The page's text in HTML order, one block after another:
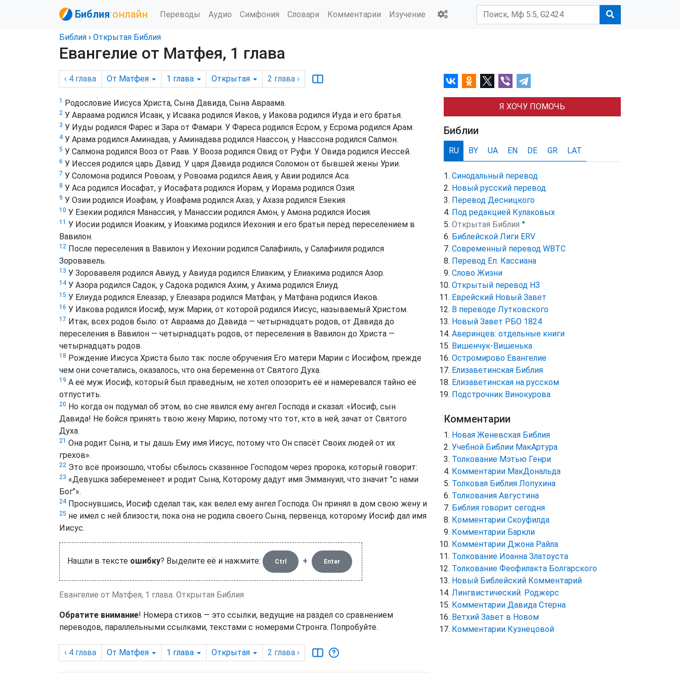
Библия онлайн Переводы Аудио Симфония Словари Комментарии Изучение
Библия › Открытая Библия
Евангелие от Матфея, 1 глава
‹ 4 глава От Матфея 1 глава Открытая 2 глава ›
1 Родословие Иисуса Христа, Сына Давида, Сына Авраама.
2 У Авраама родился Исаак, у Исаака родился Иаков, у Иакова родился Иуда и его братья.
3 У Иуды родился Фарес и Зара от Фамари. У Фареса родился Есром, у Есрома родился Арам.
4У Арама родился Аминадав, у Аминадава родился Наассон, у Наассона родился Салмон.
5 У Салмона родился Вооз от Раав. У Вооза родился Овид от Руфи. У Овида родился Иессей.
6 У Иессея родился царь Давид. У царя Давида родился Соломон от бывшей жены Урии.
7 У Соломона родился Ровоам, у Ровоама родился Авия, у Авии родился Аса.
8 У Аса родился Иосафат, у Иосафата родился Иорам, у Иорама родился Озия.
9 У Озии родился Иоафам, у Иоафама родился Ахаз, у Ахаза родился Езекия.
10 У Езекии родился Манассия, у Манассии родился Амон, у Амона родился Иосия.
11 У Иосии родился Иоаким, у Иоакима родился Иехония и его братья перед переселением в
Вавилон.
12 После переселения в Вавилон у Иехонии родился Салафииль, у Салафииля родился
Зоровавель.
13 У Зоровавеля родился Авиуд, у Авиуда родился Елиаким, у Елиакима родился Азор.
14У Азора родился Садок, у Садока родился Ахим, у Ахима родился Елиуд.
15 У Елиуда родился Елеазар, у Елеазара родился Матфан, у Матфана родился Иаков.
16 У Иакова родился Иосиф, муж Марии, от которой родился Иисус, называемый Христом.
17 Итак, всех родов было: от Авраама до Давида — четырнадцать родов, от Давида до
переселения в Вавилон — четырнадцать родов, от переселения в Вавилон до Христа —
четырнадцать родов.
18 Рождение Иисуса Христа было так: после обручения Его матери Марии с Иосифом, прежде
чем они сочетались, оказалось, что она беременна от Святого Духа.
19 А её муж Иосиф, который был праведным, не хотел опозорить её и намеревался тайно её
отпустить.
20 Но когда он подумал об этом, во сне явился ему ангел Господа и сказал: «Иосиф, сын
Давида! Не бойся принять твою жену Марию, потому что тот, кто в ней, зачат от Святого
Духа.
21 Она родит Сына, и ты дашь Ему имя Иисус, потому что Он спасёт Своих людей от их
грехов».
22 Это всё произошло, чтобы сбылось сказанное Господом через пророка, который говорит:
23 «Девушка забеременеет и родит Сына, Которому дадут имя Эммануил, что значит "с нами
Бог"».
24Проснувшись, Иосиф сделал так, как велел ему ангел Господа. Он принял в дом свою жену и
25 не имел с ней близости, пока она не родила своего Сына, первенца, которому Иосиф дал имя
Иисус.
Нашли в тексте ошибку? Выделите её и нажмите: Ctrl + Enter
Евангелие от Матфея, 1 глава. Открытая Библия
Обратите внимание! Номера стихов — это ссылки, ведущие на раздел со сравнением
переводов, параллельными ссылками, текстами с номерами Стронга. Попробуйте.
‹ 4 глава От Матфея 1 глава Открытая 2 глава ›
Я ХОЧУ ПОМОЧЬ
Библии
RU BY UA EN DE GR LAT
Синодальный перевод
Новый русский перевод
Перевод Десницкого
Под редакцией Кулаковых
Открытая Библия ●
Библейской Лиги ERV
Cовременный перевод WBTC
Перевод Еп. Кассиана
Слово Жизни
Открытый перевод НЗ
Еврейский Новый Завет
В переводе Лутковского
Новый Завет РБО 1824
Аверинцев: отдельные книги
Вишенчук-Вишенька
Остромирово Евангелие
Елизаветинская Библия
Елизаветинская на русском
Подстрочник Винокурова
Комментарии
Новая Женевская Библия
Учебной Библии МакАртура
Толкование Мэтью Генри
Комментарии МакДональда
Толковая Библия Лопухина
Толкования Августина
Библия говорит сегодня
Комментарии Скоуфилда
Комментарии Баркли
Комментарии Джона Райла
Толкование Иоанна Златоуста
Толкование Феофилакта Болгарского
Новый Библейский Комментарий
Лингвистический. Роджерс
Комментарии Давида Стерна
Ветхий Завет в Новом
Комментарии Кузнецовой